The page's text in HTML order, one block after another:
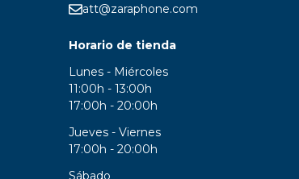
att@zaraphone.com
Horario de tienda
Lunes - Miércoles
11:00h - 13:00h
17:00h - 20:00h
Jueves - Viernes
17:00h - 20:00h
Sábado